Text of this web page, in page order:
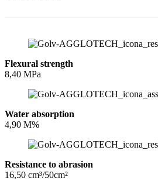
Flexural strength
8,40 MPa
Water absorption
4,90 M%
Resistance to abrasion
16,50 cm³/50cm²